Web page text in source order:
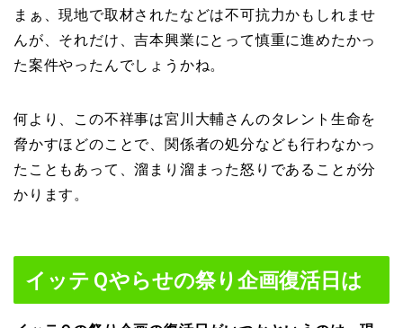
まぁ、現地で取材されたなどは不可抗力かもしれませ
んが、それだけ、吉本興業にとって慎重に進めたかっ
た案件やったんでしょうかね。
何より、この不祥事は宮川大輔さんのタレント生命を
脅かすほどのことで、関係者の処分なども行わなかっ
たこともあって、溜まり溜まった怒りであることが分
かります。
イッテＱやらせの祭り企画復活日は